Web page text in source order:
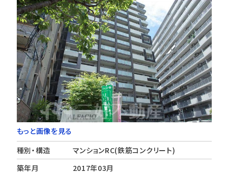
もっと画像を見る
種別・構造
マンションRC(鉄筋コンクリート)
築年月
2017年03月